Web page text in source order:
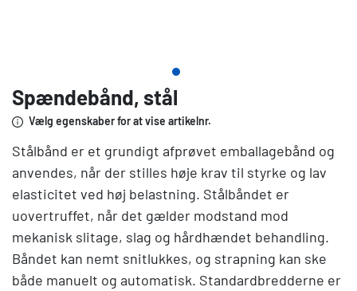
Spændebånd, stål
Vælg egenskaber for at vise artikelnr.
Stålbånd er et grundigt afprøvet emballagebånd og
anvendes, når der stilles høje krav til styrke og lav
elasticitet ved høj belastning. Stålbåndet er
uovertruffet, når det gælder modstand mod
mekanisk slitage, slag og hårdhændet behandling.
Båndet kan nemt snitlukkes, og strapning kan ske
både manuelt og automatisk. Standardbredderne er